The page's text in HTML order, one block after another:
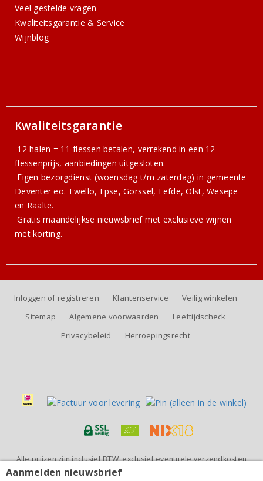
El Picoteo Almansa Blanco 2025
Veel gestelde vragen
Kwaliteitsgarantie & Service
Wijnblog
Kwaliteitsgarantie
12 halen = 11 flessen betalen, verrekend in een 12
flessenprijs, aanbiedingen uitgesloten.
Eigen bezorgdienst (woensdag t/m zaterdag) in gemeente
Deventer eo. Twello, Epse, Gorssel, Eefde, Olst, Wesepe
en Raalte.
Gratismaandelijkse nieuwsbriefmet exclusieve wijnen
met korting.
Inloggen of registreren Klantenservice
Veilig winkelen
Sitemap
Algemene voorwaarden
Leeftijdscheck
Privacybeleid
Herroepingsrecht
Alle prijzen zijn inclusief BTW, exclusief eventuele verzendkosten
(voor orders tot 6 flessen)
Aanmelden nieuwsbrief